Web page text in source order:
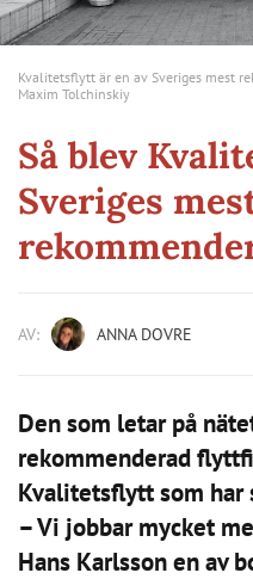
Kvalitetsflytt är en av Sveriges mest
Maxim Tolchinskiy
Så blev
Sveriges
AV: ANNA DOVRE
Den som letar på
rekommenderad
Kvalitetsflytt som har
– Vi jobbar mycket
Hans Karlsson en av